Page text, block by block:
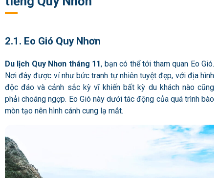
2.1. Eo Gió Quy Nhơn
Du lịch Quy Nhơn tháng 11, bạn có thể tới tham quan Eo Gió.
Nơi đây được ví như bức tranh tự nhiên tuyệt đẹp, với địa hình
độc đáo và cảnh sắc kỳ vĩ khiến bất kỳ du khách nào cũng
phải choáng ngợp. Eo Gió này dưới tác động của quá trình bào
mòn tạo nên hình cánh cung lạ mắt.